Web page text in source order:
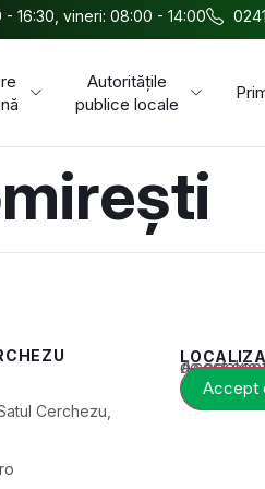
16:30, vineri: 08:00 - 14:00
Autoritățile
publice locale
Cerchezu,
Acest conținut este blocat până când acceptați categoria
Accept